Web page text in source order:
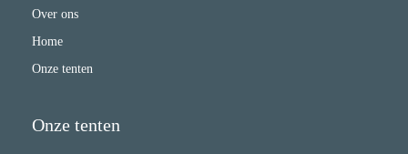
Over ons
Home
Onze tenten
Onze tenten